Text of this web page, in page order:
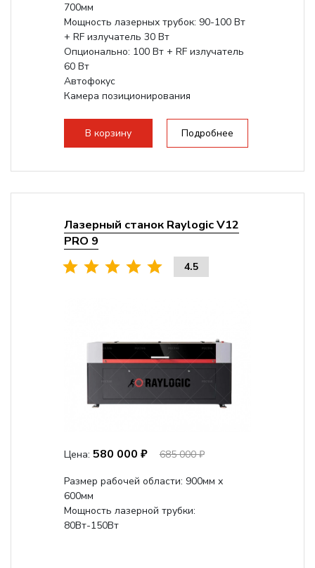
700мм
Мощность лазерных трубок: 90-100 Вт
+ RF излучатель 30 Вт
Опционально: 100 Вт + RF излучатель
60 Вт
Автофокус
Камера позиционирования
2000 мм/с...
В корзину Подробнее
Лазерный станок Raylogic V12
PRO 9
4.5
Цена: 580 000 ₽
685 000 ₽
Размер рабочей области: 900мм х
600мм
Мощность лазерной трубки:
80Вт-150Вт